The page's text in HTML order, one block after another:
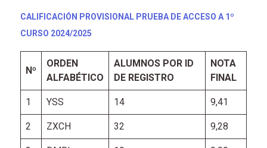
CALIFICACIÓN PROVISIONAL PRUEBA DE ACCESO A 1º
CURSO 2024/2025
Nº
ORDEN
ALFABÉTICO
ALUMNOS POR ID
DE REGISTRO
NOTA
FINAL
1 YSS 14 9,41
2 ZXCH 32 9,28